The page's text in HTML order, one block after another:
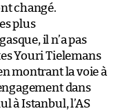
changé.
plus
il n’a pas
Youri Tielemans
montrant la voie à
dans
à Istanbul, l’AS